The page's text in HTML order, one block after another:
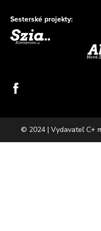
Sesterské projekty:
© 2024 | Vydavateľ C+